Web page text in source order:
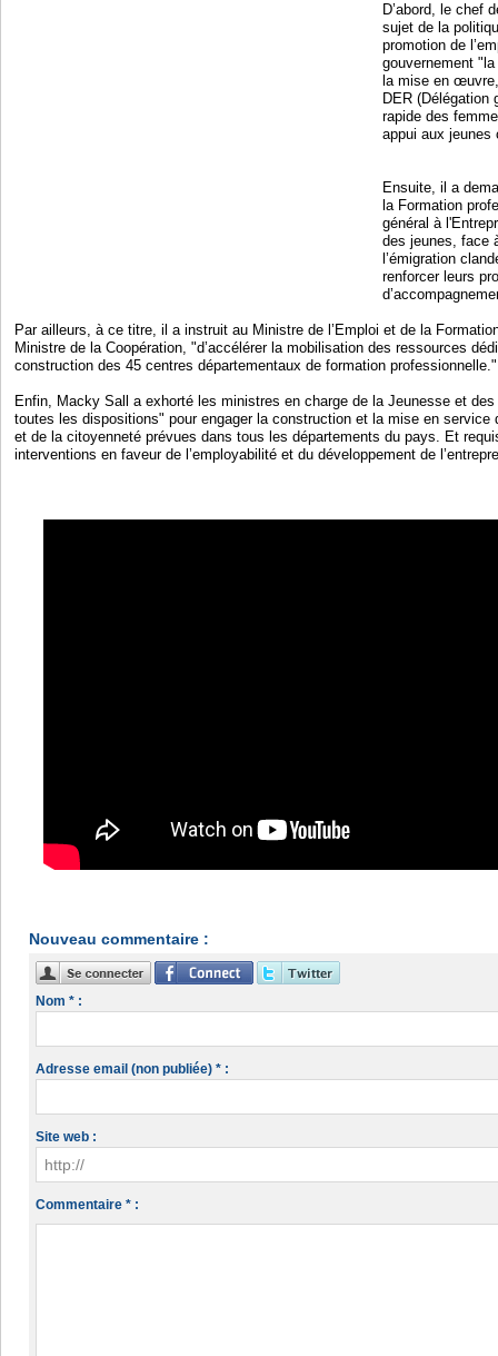
D’abord, le chef
sujet de la
promotion de
gouvernement
la mise en
DER (Délégation
rapide des
appui aux jeunes
Ensuite, il a
la Formation
général à
des jeunes, face
l’émigration
renforcer leurs
Par ailleurs, à ce titre, il a instruit au Ministre de l’Emploi et de la
Ministre de la Coopération, "d’accélérer la mobilisation des ressources
construction des 45 centres départementaux de formation professionnelle."
Enfin, Macky Sall a exhorté les ministres en charge de la Jeunesse et
toutes les dispositions" pour engager la construction et la mise en service
et de la citoyenneté prévues dans tous les départements du pays. Et
interventions en faveur de l’employabilité et du développement de
Nouveau commentaire :
Nom * :
Adresse email (non publiée) * :
Site web :
Commentaire * :